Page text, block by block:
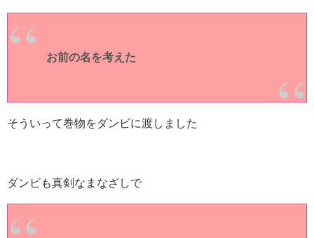
お前の名を考えた
そういって巻物をダンビに渡しました
ダンビも真剣なまなざしで